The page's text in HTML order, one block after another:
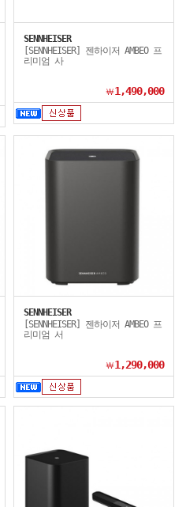
SENNHEISER
[SENNHEISER] 젠하이저 AMBEO 프
리미엄 사
￦1,490,000
SENNHEISER
[SENNHEISER] 젠하이저 AMBEO 프
리미엄 서
￦1,290,000